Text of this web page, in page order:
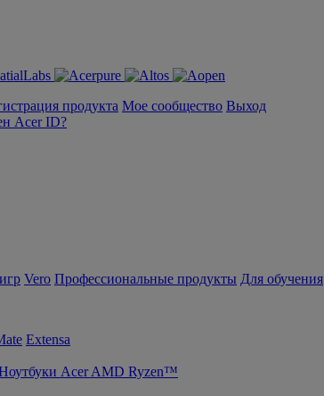
продукта Мое сообщество Выход
Acer ID?
Vero Профессиональные продукты Для обучения
Extensa
Acer AMD Ryzen™